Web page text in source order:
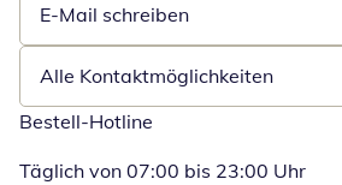
E-Mail schreiben
Öffnet E-Mail-Client
Alle Kontaktmöglichkeiten
Bestell-Hotline
Täglich von 07:00 bis 23:00 Uhr